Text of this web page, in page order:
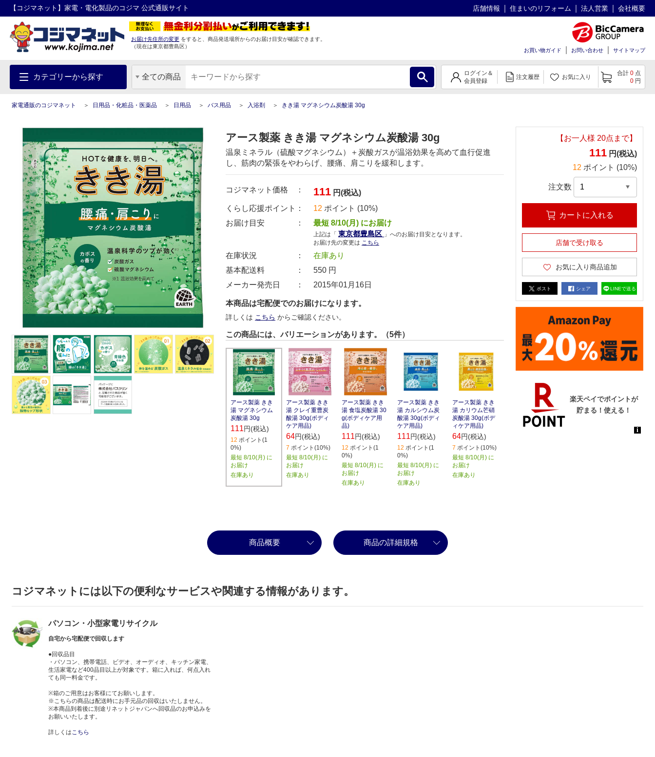
【コジマネット】家電・電化製品のコジマ 公式通販サイト 店舗情報 住まいのリフォーム 法人営業 会社概要
お届け先住所の変更 をすると、商品発送場所からのお届け目安が確認できます。
（現在は東京都豊島区）
お買い物ガイド お問い合わせ サイトマップ
カテゴリーから探す 全ての商品
ログイン＆
会員登録
注文履歴 お気に入り
合計 0 点
0 円
家電通販のコジマネット 日用品・化粧品・医薬品 日用品 バス用品 入浴剤 きき湯 マグネシウム炭酸湯 30g
アース製薬 きき湯 マグネシウム炭酸湯 30g
温泉ミネラル（硫酸マグネシウム）＋炭酸ガスが温浴効果を高めて血行促進
し、筋肉の緊張をやわらげ、腰痛、肩こりを緩和します。
コジマネット価格 ： 111 円(税込)
くらし応援ポイント：
12 ポイント (10%)
お届け目安 ：
最短 8/10(月) にお届け
上記は「 東京都豊島区 」へのお届け目安となります。
お届け先の変更は こちら
在庫状況 ：
在庫あり
基本配送料 ：
550 円
メーカー発売日 ：
2015年01月16日
本商品は宅配便でのお届けになります。
詳しくは こちら からご確認ください。
この商品には、バリエーションがあります。（5件）
アース製薬 きき
湯 マグネシウム
炭酸湯 30g
111円(税込)
12 ポイント(1
0%)
最短 8/10(月) に
お届け
在庫あり
アース製薬 きき
湯 クレイ重曹炭
酸湯 30g(ボディ
ケア用品)
64円(税込)
7 ポイント(10%)
最短 8/10(月) に
お届け
在庫あり
アース製薬 きき
湯 食塩炭酸湯 30
g(ボディケア用
品)
111円(税込)
12 ポイント(1
0%)
最短 8/10(月) に
お届け
在庫あり
アース製薬 きき
湯 カルシウム炭
酸湯 30g(ボディ
ケア用品)
111円(税込)
12 ポイント(1
0%)
最短 8/10(月) に
お届け
在庫あり
アース製薬 きき
湯 カリウム芒硝
炭酸湯 30g(ボデ
ィケア用品)
64円(税込)
7 ポイント(10%)
最短 8/10(月) に
お届け
在庫あり
【お一人様 20点まで】
111 円(税込)
12 ポイント (10%)
注文数
カートに入れる
店舗で受け取る
お気に入り商品追加
ポスト シェア LINEで送る
商品概要 商品の詳細規格
コジマネットには以下の便利なサービスや関連する情報があります。
パソコン・小型家電リサイクル
自宅から宅配便で回収します
●回収品目
・パソコン、携帯電話、ビデオ、オーディオ、キッチン家電、
生活家電など400品目以上が対象です。箱に入れば、何点入れ
ても同一料金です。
※箱のご用意はお客様にてお願いします。
※こちらの商品は配送時にお手元品の回収はいたしません。
※本商品到着後に別途リネットジャパンへ回収品のお申込みを
お願いいたします。
詳しくは こちら